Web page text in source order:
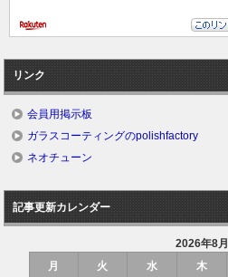
リンク
会員用掲示板
ガラスコーティングのpolishfactory
ネオチューン
記事更新カレンダー
2026年8月
月
火 水 木